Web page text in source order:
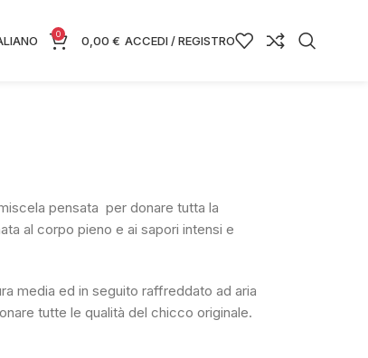
0 0,00 € ACCEDI / REGISTRO
pensata per donare tutta la
al corpo pieno e ai sapori intensi e
media ed in seguito raffreddato ad aria
tutte le qualità del chicco originale.